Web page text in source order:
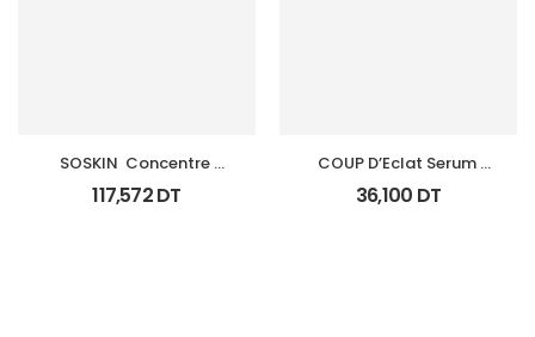
SOSKIN  Concentre
Contour Des Yeux A+
30Ml
117,572DT
COUP D’Eclat Serum
Contour Yeux
36,100 DT